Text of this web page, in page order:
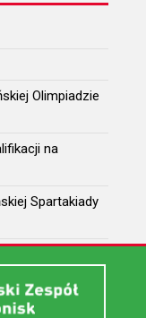
Olimpiadzie
na
Spartakiady